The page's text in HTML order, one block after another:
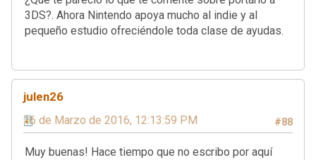
3DS?. Ahora Nintendo apoya mucho al indie y al
pequeño estudio ofreciéndole toda clase de ayudas.
julen26
#88
16 de Marzo de 2016, 12:13:59 PM
Muy buenas! Hace tiempo que no escribo por aquí